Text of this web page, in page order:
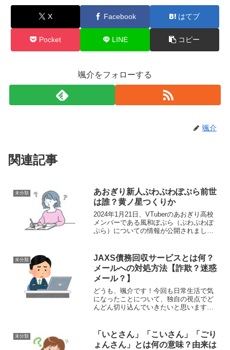
X Facebook はてブ
Pocket LINE コピー
颯介をフォローする
颯介
関連記事
未分類
あおぎり新人ぷわぷわぽぷら前世
は誰？黄ノ星つくりか
2024年1月21日、VTuberのあおぎり高校
メンバーである風和ぽぷら（ぷわぷわぽ
ぷら）についての情報が公開されまし
の「ド健全清楚枠」で活動する風和ぽぷ
らさん。そんな...
未分類
JAXS債務回収サービスとは何？
メールへの対処方法【詐欺？迷惑
メール？】
どうも、颯介です！今回も日常生活で気
になったことについて、独自の視点でど
んどん切り込んでいきたいと思います。
ルアドレスあてに「JAXS債務回収サービ
ス」からとどいたメー...
未分類
「いとさん」「こいさん」「ごり
ょんさん」とは何の意味？由来は